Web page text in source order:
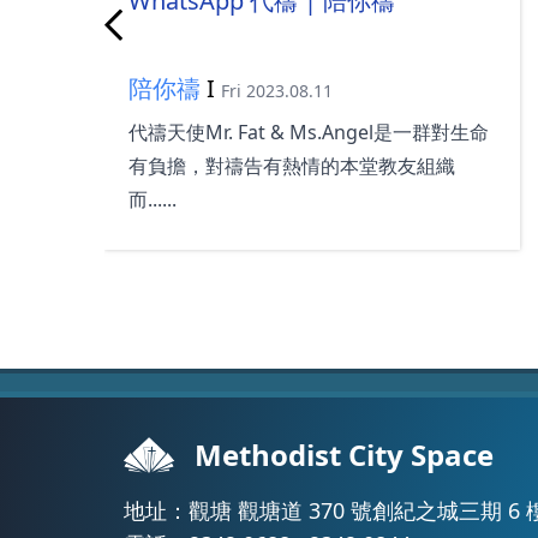
陪你禱 I Fri 2023.08.11
代禱天使Mr. Fat & Ms.Angel是一群對生命
有負擔，對禱告有熱情的本堂教友組織
而......
Methodist City Space
地址：觀塘 觀塘道 370 號創紀之城三期 6